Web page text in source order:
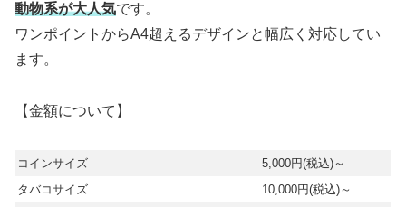
動物系が大人気です。
ワンポイントからA4超えるデザインと幅広く対応してい
ます。
【金額について】
コインサイズ
5,000円(税込)～
タバコサイズ
10,000円(税込)～